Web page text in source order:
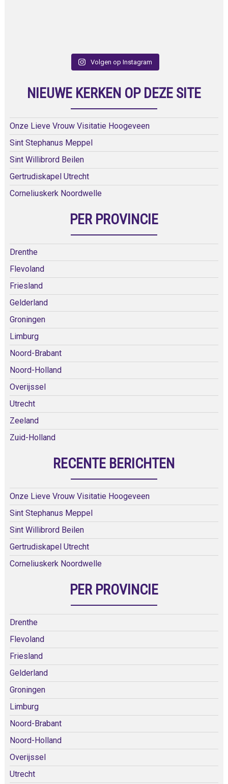
Volgen op Instagram
NIEUWE KERKEN OP DEZE SITE
Onze Lieve Vrouw Visitatie Hoogeveen
Sint Stephanus Meppel
Sint Willibrord Beilen
Gertrudiskapel Utrecht
Corneliuskerk Noordwelle
PER PROVINCIE
Drenthe
Flevoland
Friesland
Gelderland
Groningen
Limburg
Noord-Brabant
Noord-Holland
Overijssel
Utrecht
Zeeland
Zuid-Holland
RECENTE BERICHTEN
Onze Lieve Vrouw Visitatie Hoogeveen
Sint Stephanus Meppel
Sint Willibrord Beilen
Gertrudiskapel Utrecht
Corneliuskerk Noordwelle
PER PROVINCIE
Drenthe
Flevoland
Friesland
Gelderland
Groningen
Limburg
Noord-Brabant
Noord-Holland
Overijssel
Utrecht